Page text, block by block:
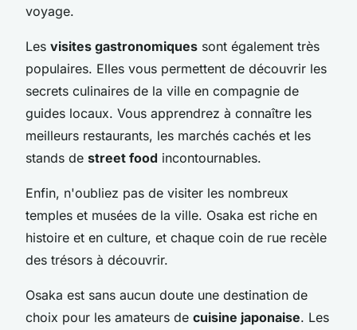
voyage.
Les visites gastronomiques sont également très
populaires. Elles vous permettent de découvrir les
secrets culinaires de la ville en compagnie de
guides locaux. Vous apprendrez à connaître les
meilleurs restaurants, les marchés cachés et les
stands de street food incontournables.
Enfin, n'oubliez pas de visiter les nombreux
temples et musées de la ville. Osaka est riche en
histoire et en culture, et chaque coin de rue recèle
des trésors à découvrir.
Osaka est sans aucun doute une destination de
choix pour les amateurs de cuisine japonaise. Les